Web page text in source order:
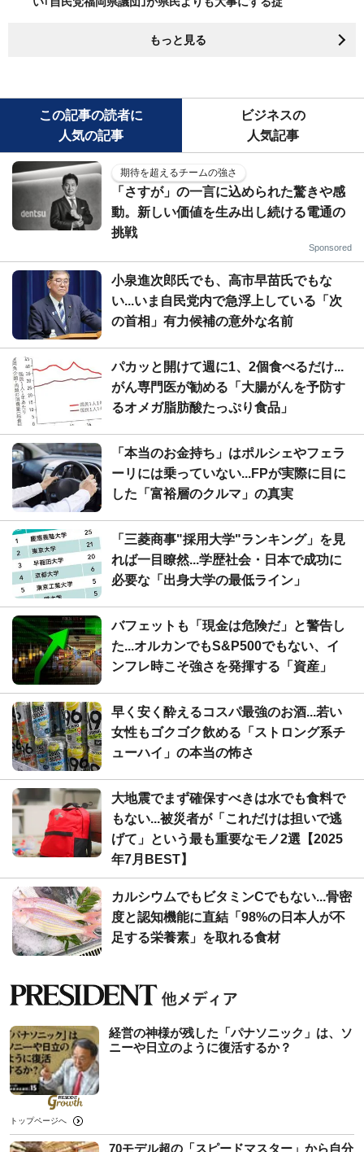
もっと見る
この記事の読者に
人気の記事
ビジネスの
人気記事
期待を超えるチームの強さ
「さすが」の一言に込められた驚きや感
動。新しい価値を生み出し続ける電通の
挑戦
Sponsored
小泉進次郎氏でも、高市早苗氏でもな
い...いま自民党内で急浮上している「次
の首相」有力候補の意外な名前
パカッと開けて週に1、2個食べるだけ...
がん専門医が勧める「大腸がんを予防す
るオメガ脂肪酸たっぷり食品」
「本当のお金持ち」はポルシェやフェラ
ーリには乗っていない...FPが実際に目に
した「富裕層のクルマ」の真実
「三菱商事"採用大学"ランキング」を見
れば一目瞭然...学歴社会・日本で成功に
必要な「出身大学の最低ライン」
バフェットも「現金は危険だ」と警告し
た...オルカンでもS&P500でもない、イ
ンフレ時こそ強さを発揮する「資産」
早く安く酔えるコスパ最強のお酒...若い
女性もゴクゴク飲める「ストロング系チ
ューハイ」の本当の怖さ
大地震でまず確保すべきは水でも食料で
もない...被災者が「これだけは担いで逃
げて」という最も重要なモノ2選【2025
年7月BEST】
カルシウムでもビタミンCでもない...骨密
度と認知機能に直結「98%の日本人が不
足する栄養素」を取れる食材
経営の神様が残した「パナソニック」は、ソ
ニーや日立のように復活するか？
トップページへ
70モデル超の「スピードマスター」から自分